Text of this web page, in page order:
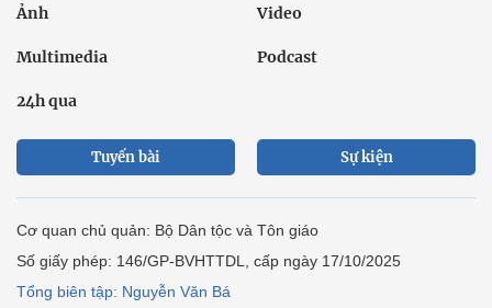
Ảnh Video
Multimedia Podcast
24h qua
Tuyến bài Sự kiện
Cơ quan chủ quản: Bộ Dân tộc và Tôn giáo
Số giấy phép: 146/GP-BVHTTDL, cấp ngày 17/10/2025
Tổng biên tập: Nguyễn Văn Bá